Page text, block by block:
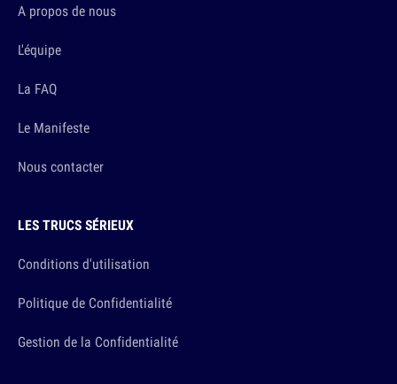
A propos de nous
L'équipe
La FAQ
Le Manifeste
Nous contacter
LES TRUCS SÉRIEUX
Conditions d'utilisation
Politique de Confidentialité
Gestion de la Confidentialité